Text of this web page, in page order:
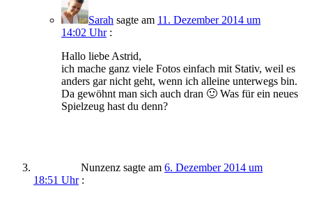
Sarah sagte am 11. Dezember 2014 um
14:02 Uhr :
Hallo liebe Astrid,
ich mache ganz viele Fotos einfach mit Stativ, weil es
anders gar nicht geht, wenn ich alleine unterwegs bin.
Da gewöhnt man sich auch dran 🙂 Was für ein neues
Spielzeug hast du denn?
Nunzenz sagte am 6. Dezember 2014 um
18:51 Uhr :